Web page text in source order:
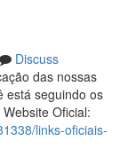
Discuss
das nossas
está seguindo os
Oficial:
links-oficiais-